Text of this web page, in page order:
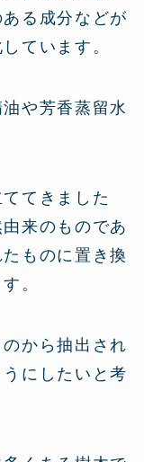
る成分などが
ています。
や芳香蒸留水
てきました
来のものであ
ものに置き換
。
から抽出され
にしたいと考